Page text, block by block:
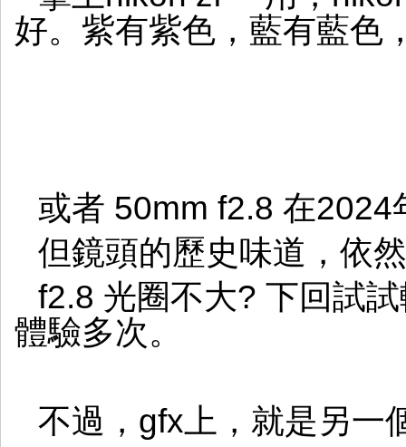
好。紫有紫色，藍有藍色
或者 50mm f2.8 在
但鏡頭的歷史味道，依
f2.8 光圈不大? 下回試
體驗多次。
不過，gfx上，就是另一